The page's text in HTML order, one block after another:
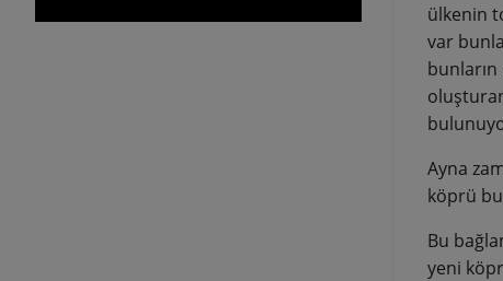
ülkenin
var
bunların
Ayna
köprü
Bu
yeni